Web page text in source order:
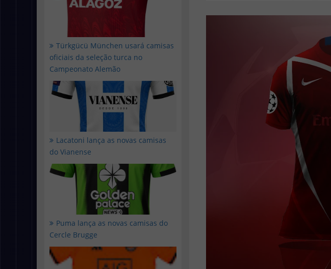
Türkgücü München usará camisas
oficiais da seleção turca no
Campeonato Alemão
Lacatoni lança as novas camisas
do Vianense
Puma lança as novas camisas do
Cercle Brugge